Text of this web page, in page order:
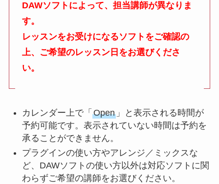
DAWソフトによって、担当講師が異なりま
す。
レッスンをお受けになるソフトをご確認の
上、ご希望のレッスン日をお選びくださ
い。
カレンダー上で「 Open」と表示される時間が
予約可能です。表示されていない時間は予約を
承ることができません。
プラグインの使い方やアレンジ／ミックスな
ど、DAWソフトの使い方以外は対応ソフトに関
わらずご希望の講師をお選びください。